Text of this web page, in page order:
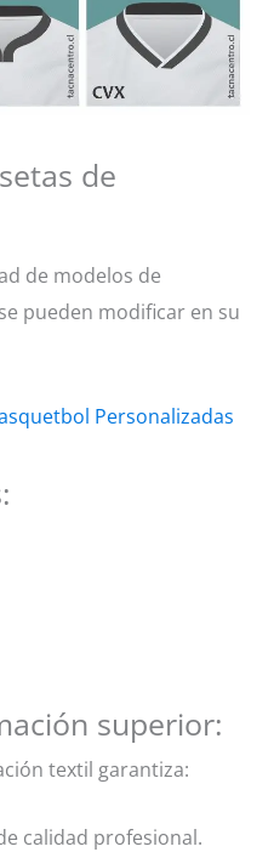
de
de modelos de
pueden modificar en su
Personalizadas
superior:
textil garantiza:
calidad profesional.